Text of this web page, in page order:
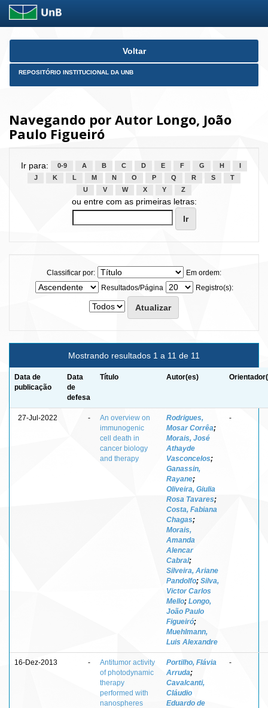
Skip
Voltar
REPOSITÓRIO INSTITUCIONAL DA UNB
Navegando por Autor Longo, João
Paulo Figueiró
Ir para: 0-9 A B C D E F G H
J
K L M N O P Q R S
T
U
V W X Y Z
ou entre com as primeiras letras:
Classificar por:
Em ordem:
Resultados/Página
Registro(s):
Mostrando resultados 1 a 11 de 11
Data de
publicação
Data
de
defesa
Título Autor(es)
27-Jul-2022 -
An overview on
immunogenic
cell death in
cancer biology
and therapy
Rodrigues,
Mosar Corrêa;
Morais, José
Athayde
Vasconcelos;
Ganassin,
Rayane;
Oliveira, Giulia
Rosa Tavares;
Costa, Fabiana
Chagas;
Morais,
Amanda
Alencar
Cabral;
Silveira, Ariane
Pandolfo; Silva,
Victor Carlos
Mello; Longo,
João Paulo
Figueiró;
Muehlmann,
Luis Alexandre
-
16-Dez-2013 -
Antitumor activity
of photodynamic
therapy
performed with
nanospheres
Portilho, Flávia
Arruda;
Cavalcanti,
Cláudio
Eduardo de
-